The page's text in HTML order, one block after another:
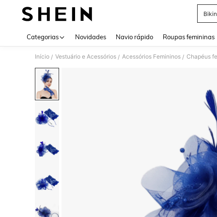
Categorias Novidades Navio rápido Roupas femininas
Início / Vestuário e Acessórios / Acessórios Femininos / Chapéus